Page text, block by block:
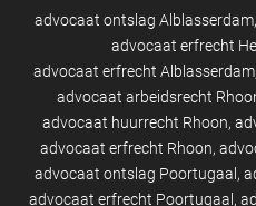
advocaat ontslag Alblasserdam
advocaat erfrecht
advocaat erfrecht Alblasserdam
advocaat arbeidsrecht
advocaat huurrecht Rhoon
advocaat erfrecht Rhoon
advocaat ontslag Poortugaal
advocaat erfrecht Poortugaal